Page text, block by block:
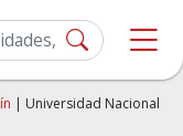
| Universidad Nacional